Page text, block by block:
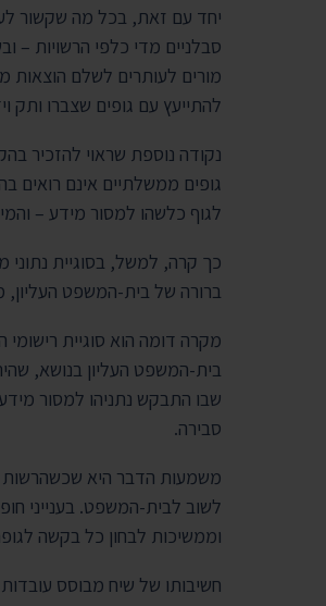
יחד עם זאת, בכל מה שקשור
סבלניים מדי כלפי הרשויות –
מורים לעותרים לשלם
להתייעץ עם גופים שצברו ותק
נקודה נוספת שראוי להזכיר
גופים ממשלתיים אינם
לגוף כלשהו למסור מידע –
כך קרה, למשל, בסוגיית
ברורה של בית-המשפט
מקרה דומה הוא סוגיית
בית-המשפט העליון בנושא,
שבו התבקש נתניהו למסור
סבירה.
משמעות הדבר היא שכשהרשות
לשוב לבית-המשפט. בענייני
וממשיכות לבחון כל בקשה
חשיבותו של שיח מבוסס עובדות